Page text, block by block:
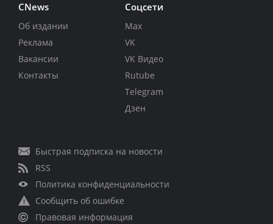
CNews
Об издании
Реклама
Вакансии
Контакты
Соцсети
Max
VK
VK Видео
Rutube
Telegram
Дзен
Быстрая подписка на новости
RSS
Политика конфиденциальности
Сообщить об ошибке
Правовая информация